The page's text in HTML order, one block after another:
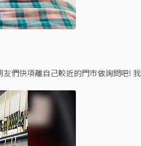
們快項離自己較近的門市做詢問吧! 我